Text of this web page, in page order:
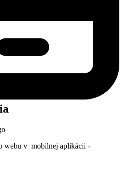
webu v mobilnej aplikácii -